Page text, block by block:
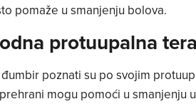
pomaže u smanjenju bolova.
protuupalna
poznati su po svojim
mogu pomoći u smanjenju